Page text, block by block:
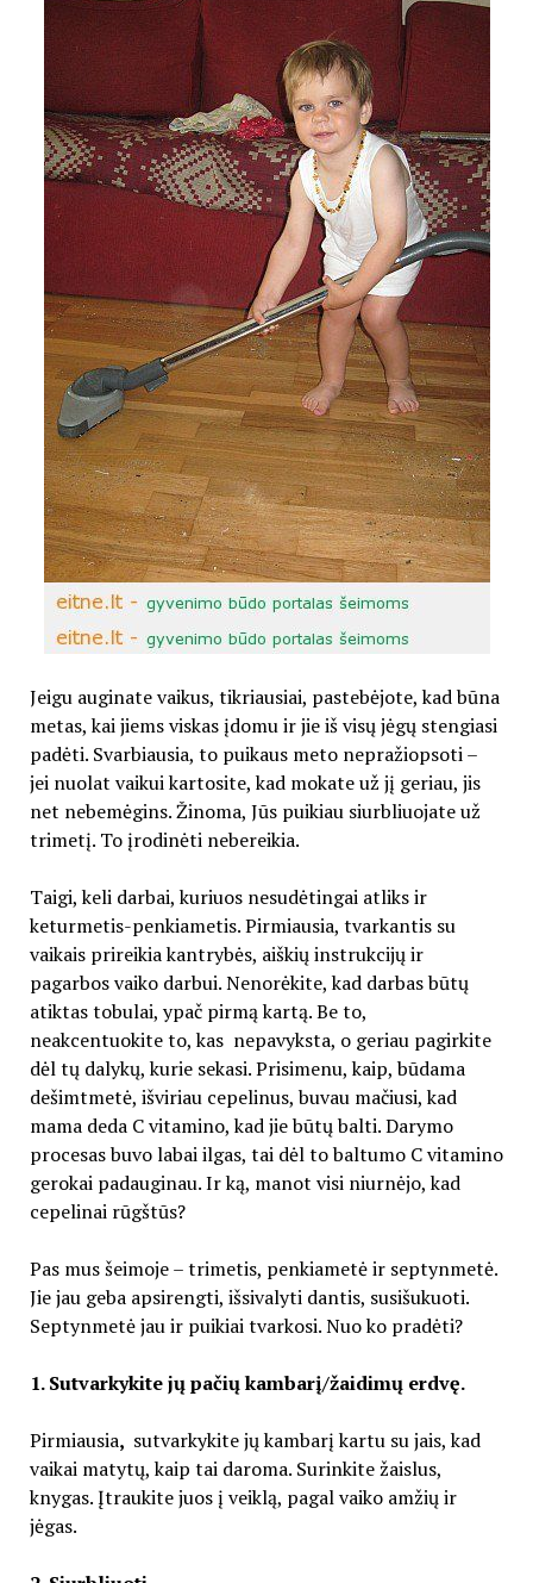
Jeigu auginate vaikus, tikriausiai, pastebėjote, kad būna
metas, kai jiems viskas įdomu ir jie iš visų jėgų stengiasi
padėti. Svarbiausia, to puikaus meto nepražiopsoti –
jei nuolat vaikui kartosite, kad mokate už jį geriau, jis
net nebemėgins. Žinoma, Jūs puikiau siurbliuojate už
trimetį. To įrodinėti nebereikia.
Taigi, keli darbai, kuriuos nesudėtingai atliks ir
keturmetis-penkiametis. Pirmiausia, tvarkantis su
vaikais prireikia kantrybės, aiškių instrukcijų ir
pagarbos vaiko darbui. Nenorėkite, kad darbas būtų
atiktas tobulai, ypač pirmą kartą. Be to,
neakcentuokite to, kas nepavyksta, o geriau pagirkite
dėl tų dalykų, kurie sekasi. Prisimenu, kaip, būdama
dešimtmetė, išviriau cepelinus, buvau mačiusi, kad
mama deda C vitamino, kad jie būtų balti. Darymo
procesas buvo labai ilgas, tai dėl to baltumo C vitamino
gerokai padauginau. Ir ką, manot visi niurnėjo, kad
cepelinai rūgštūs?
Pas mus šeimoje – trimetis, penkiametė ir septynmetė.
Jie jau geba apsirengti, išsivalyti dantis, susišukuoti.
Septynmetė jau ir puikiai tvarkosi. Nuo ko pradėti?
1. Sutvarkykite jų pačių kambarį/žaidimų erdvę.
Pirmiausia, sutvarkykite jų kambarį kartu su jais, kad
vaikai matytų, kaip tai daroma. Surinkite žaislus,
knygas. Įtraukite juos į veiklą, pagal vaiko amžių ir
jėgas.